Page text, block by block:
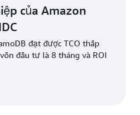
của Amazon
đạt được TCO thấp
đầu tư là 8 tháng và ROI